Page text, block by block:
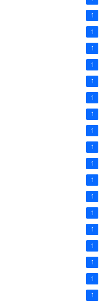
1
1
1
1
1
1
1
1
1
1
1
1
1
1
1
1
1
1